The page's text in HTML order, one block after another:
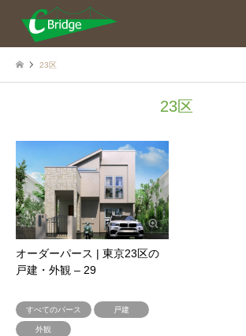
23区
23区
オーダーパース | 東京23区の
戸建・外観 – 29
すべてのパース 戸建
外観